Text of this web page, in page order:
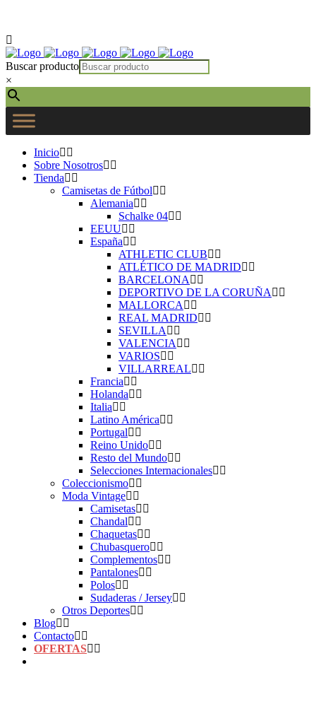
Buscar producto
×
Inicio
Sobre Nosotros
Tienda
Camisetas de Fútbol
Alemania
Schalke 04
EEUU
España
ATHLETIC CLUB
ATLÉTICO DE MADRID
BARCELONA
DEPORTIVO DE LA CORUÑA
MALLORCA
REAL MADRID
SEVILLA
VALENCIA
VARIOS
VILLARREAL
Francia
Holanda
Italia
Latino América
Portugal
Reino Unido
Resto del Mundo
Selecciones Internacionales
Coleccionismo
Moda Vintage
Camisetas
Chandal
Chaquetas
Chubasquero
Complementos
Pantalones
Polos
Sudaderas / Jersey
Otros Deportes
Blog
Contacto
OFERTAS